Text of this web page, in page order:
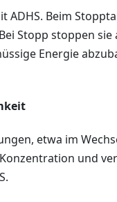
ADHS. Beim
Stopp stoppen
Energie
etwa im
und